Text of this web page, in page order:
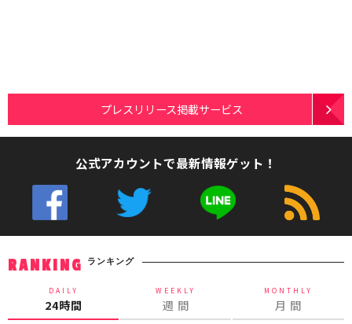
プレスリリース掲載サービス
公式アカウントで最新情報ゲット！
RANKING ランキング
DAILY
24時間
WEEKLY
週 間
MONTHLY
月 間